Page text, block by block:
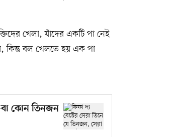
খেলা, যাঁদের একটি পা নেই
কিন্তু বল খেলতে হয় এক পা
কোন তিনজন